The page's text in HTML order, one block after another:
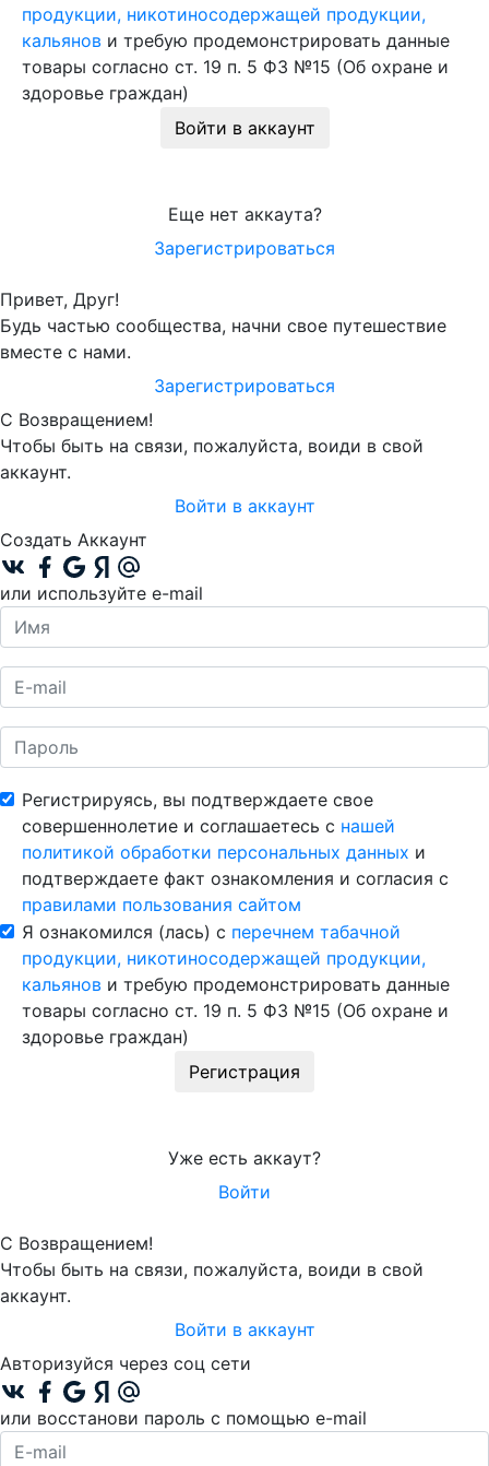
продукции, никотиносодержащей продукции,
кальянов и требую продемонстрировать данные
товары согласно ст. 19 п. 5 ФЗ №15 (Об охране и
здоровье граждан)
Войти в аккаунт
Еще нет аккаута?
Зарегистрироваться
Привет, Друг!
Будь частью сообщества, начни свое путешествие
вместе с нами.
Зарегистрироваться
С Возвращением!
Чтобы быть на связи, пожалуйста, воиди в свой
аккаунт.
Войти в аккаунт
Создать Аккаунт
или используйте e-mail
Регистрируясь, вы подтверждаете свое
совершеннолетие и соглашаетесь с нашей
политикой обработки персональных данных и
подтверждаете факт ознакомления и согласия с
правилами пользования сайтом
Я ознакомился (лась) с перечнем табачной
продукции, никотиносодержащей продукции,
кальянов и требую продемонстрировать данные
товары согласно ст. 19 п. 5 ФЗ №15 (Об охране и
здоровье граждан)
Регистрация
Уже есть аккаут?
Войти
С Возвращением!
Чтобы быть на связи, пожалуйста, воиди в свой
аккаунт.
Войти в аккаунт
Авторизуйся через соц сети
или восстанови пароль с помощью e-mail